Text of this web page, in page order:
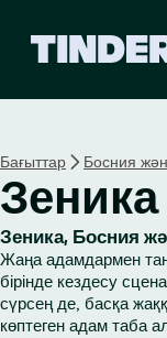
Бағыттар Босния
Зеника
Зеника, Босния
Жаңа адамдармен
бірінде кездесу
сүрсең де, басқа
көптеген адам таба